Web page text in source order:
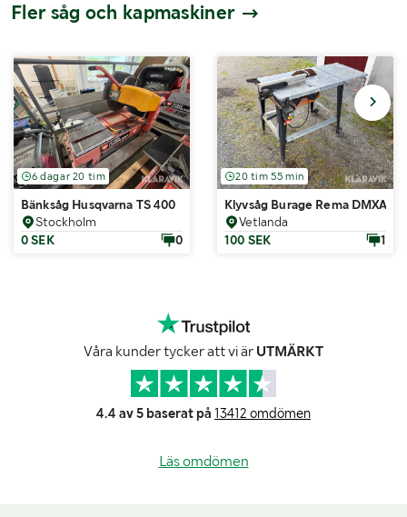
Fler såg och kapmaskiner
6 dagar 20 tim
Bänksåg Husqvarna TS 400
Stockholm
0 SEK
0
20 tim 55 min
Klyvsåg Burage Rema DMXA-
Vetlanda
100 SEK
1
Våra kunder tycker att vi är UTMÄRKT
4.4 av 5 baserat på 13412 omdömen
Läs omdömen